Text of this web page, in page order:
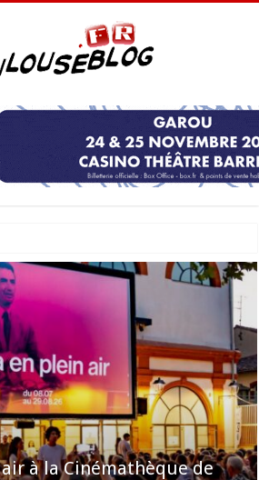
l’espace 2026 : l’événement incontournable de
à la Cinémathèque de